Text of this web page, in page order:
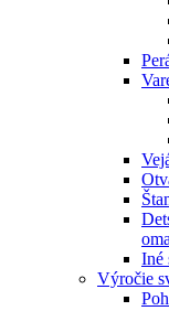
Iné
Výročie